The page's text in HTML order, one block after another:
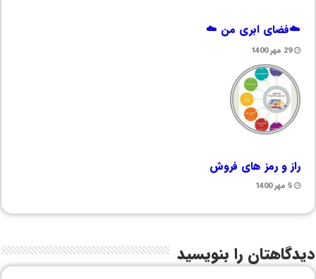
☁️فضای ابری من ☁️
29 مهر 1400
راز و رمز های فروش
5 مهر 1400
دیدگاهتان را بنویسید